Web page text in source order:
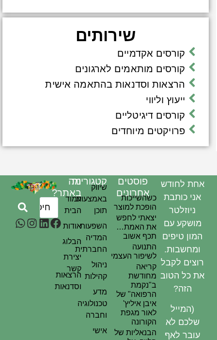
שירותים
קורסים אקדמיים
קורסים מותאמים לארגונים
הרצאות וסדנאות בהתאמה אישית
ייעוץ וליווי
קורסים דיגיטליים
פרויקטים מיוחדים
מה
באתר?
עמוד
הבית
אודות
הבלוג
יצירת
קשר
הרצאות
וסדנאות
קטגוריות
שיווק
באמצעות
תוכן
השפעות
המדיה
החברתית
ניהול
קהילות
מדע
טכנולוגיה
וחברה
אישי
פוסטים
אחרונים
כשהשייכות
הופכת למוצר
יצאתי לחפש
את האמת…
תכף אשוב
התנועה
לשיפור העצמי
קריאה
מחודשת
ב"נקמת
הרפואה" של
איבן איליץ'
לאור מגפת
הקורונה
הבנאליות של
אחת לחודש
אני כותבת
ניוזלטר
מושקע עם
המון טיפים
ומחשבות.
רוצים לקבל
את כל הטוב
הזה?
(המייל
שלכם לא
עובר לאף